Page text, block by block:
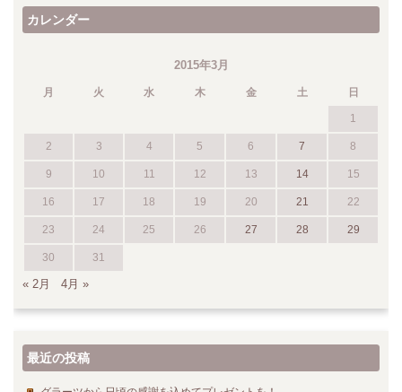
カレンダー
2015年3月
月 火 水 木 金 土 日
1
2 3 4 5 6 7 8
9 10 11 12 13 14 15
16 17 18 19 20 21 22
23 24 25 26 27 28 29
30 31
« 2月 4月 »
最近の投稿